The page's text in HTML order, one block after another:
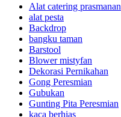
Alat catering prasmanan
alat pesta
Backdrop
bangku taman
Barstool
Blower mistyfan
Dekorasi Pernikahan
Gong Peresmian
Gubukan
Gunting Pita Peresmian
kaca berhias